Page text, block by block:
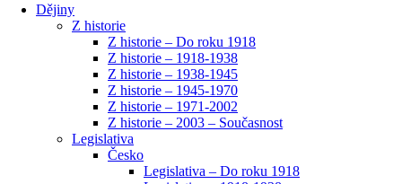
Dějiny
Z historie
Z historie – Do roku 1918
Z historie – 1918-1938
Z historie – 1938-1945
Z historie – 1945-1970
Z historie – 1971-2002
Z historie – 2003 – Současnost
Legislativa
Česko
Legislativa – Do roku 1918